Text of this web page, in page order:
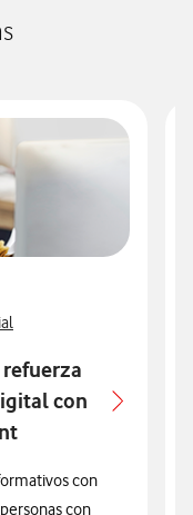
con
relacionados con
notas de prensa
con
con
con